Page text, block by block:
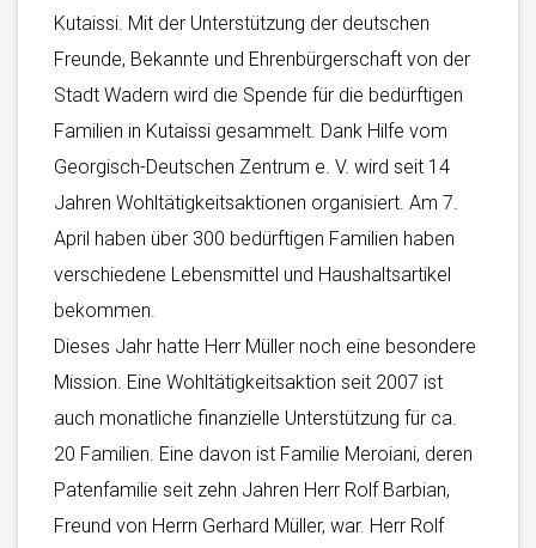
Kutaissi. Mit der Unterstützung der deutschen
Freunde, Bekannte und Ehrenbürgerschaft von der
Stadt Wadern wird die Spende für die bedürftigen
Familien in Kutaissi gesammelt. Dank Hilfe vom
Georgisch-Deutschen Zentrum e. V. wird seit 14
Jahren Wohltätigkeitsaktionen organisiert. Am 7.
April haben über 300 bedürftigen Familien haben
verschiedene Lebensmittel und Haushaltsartikel
bekommen.
Dieses Jahr hatte Herr Müller noch eine besondere
Mission. Eine Wohltätigkeitsaktion seit 2007 ist
auch monatliche finanzielle Unterstützung für ca.
20 Familien. Eine davon ist Familie Meroiani, deren
Patenfamilie seit zehn Jahren Herr Rolf Barbian,
Freund von Herrn Gerhard Müller, war. Herr Rolf